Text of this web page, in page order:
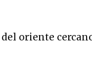
oriente